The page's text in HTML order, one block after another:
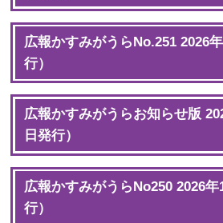
広報かすみがうらNo.251 2026
行）
広報かすみがうらお知らせ版
日発行）
広報かすみがうらNo250 2026
行）